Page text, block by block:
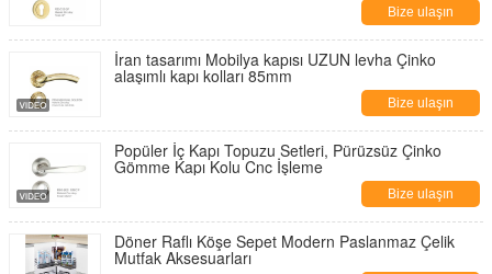
Bize ulaşın
İran tasarımı Mobilya kapısı UZUN levha Çinko
alaşımlı kapı kolları 85mm
Bize ulaşın
Popüler İç Kapı Topuzu Setleri, Pürüzsüz Çinko
Gömme Kapı Kolu Cnc İşleme
Bize ulaşın
Döner Raflı Köşe Sepet Modern Paslanmaz Çelik
Mutfak Aksesuarları